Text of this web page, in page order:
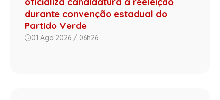
durante convenção estadual do
Partido Verde
01 Ago 2026 / 06h26